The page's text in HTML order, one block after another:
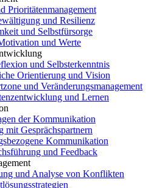
Prioritätenmanagement
und Resilienz
und Selbstfürsorge
und Werte
und Selbsterkenntnis
Orientierung und Vision
und Veränderungsmanagement
und Lernen
der Kommunikation
mit Gesprächspartnern
Kommunikation
und Feedback
und Analyse von Konflikten